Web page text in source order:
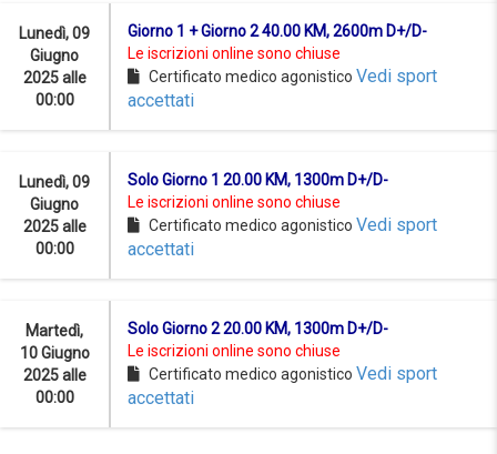
Lunedì, 09
Giugno
2025 alle
00:00
Giorno 1 + Giorno 2 40.00 KM, 2600m D+/D-
Le iscrizioni online sono chiuse
Certificato medico agonistico Vedi sport
accettati
Lunedì, 09
Giugno
2025 alle
00:00
Solo Giorno 1 20.00 KM, 1300m D+/D-
Le iscrizioni online sono chiuse
Certificato medico agonistico Vedi sport
accettati
Martedì,
10 Giugno
2025 alle
00:00
Solo Giorno 2 20.00 KM, 1300m D+/D-
Le iscrizioni online sono chiuse
Certificato medico agonistico Vedi sport
accettati